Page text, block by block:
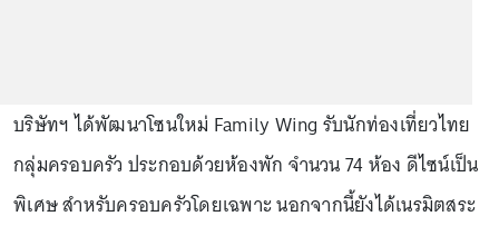
บริษัทฯ ได้พัฒนาโซนใหม่ Family Wing รับนักท่องเที่ยวไทย
กลุ่มครอบครัว ประกอบด้วยห้องพัก จำนวน 74 ห้อง ดีไซน์เป็น
พิเศษ สำหรับครอบครัวโดยเฉพาะ นอกจากนี้ยังได้เนรมิตสระ